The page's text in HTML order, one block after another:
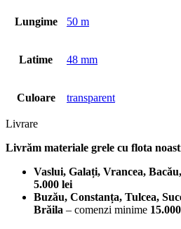
Lungime 50 m
Latime 48 mm
Culoare transparent
Livrare
Livrăm materiale grele cu flota
Vaslui, Galați, Vrancea,
5.000 lei
Buzău, Constanța, Tulcea,
Brăila – comenzi minime